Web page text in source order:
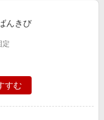
んきび
定
すむ